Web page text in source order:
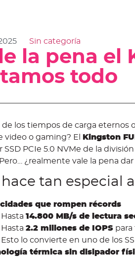
Sin categoría
la pena el
todo
de los tiempos de carga eternos
video o gaming? El
Kingston
SSD PCIe 5.0 NVMe de la
¿realmente vale la pena
hace tan especial
que rompen récords
Hasta 14.800 MB/s de lectura
Hasta 2.2 millones de IOPS para
Esto lo convierte en uno de los
térmica sin disipador